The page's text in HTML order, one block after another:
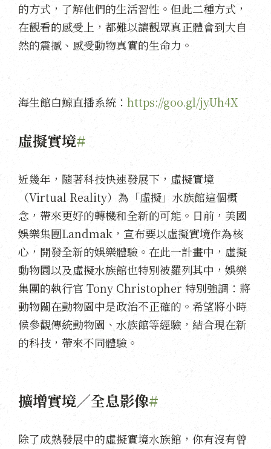
的方式，了解他們的生活習性。但此二種方式，
在觀看的感受上，都難以讓觀眾真正體會到大自
然的震撼、感受動物真實的生命力。
海生館白鯨直播系統： https://goo.gl/jyUh4X
虛擬實境#
近幾年，隨著科技快速發展下，虛擬實境
（Virtual Reality）為「虛擬」水族館這個概
念，帶來更好的轉機和全新的可能。日前，美國
娛樂集團Landmak，宣布要以虛擬實境作為核
心，開發全新的娛樂體驗。在此一計畫中，虛擬
動物園以及虛擬水族館也特別被羅列其中，娛樂
集團的執行官 Tony Christopher 特別強調：將
動物關在動物園中是政治不正確的。希望將小時
候參觀傳統動物園、水族館等經驗，結合現在新
的科技，帶來不同體驗。
擴增實境／全息影像#
除了成熟發展中的虛擬實境水族館，你有沒有曾